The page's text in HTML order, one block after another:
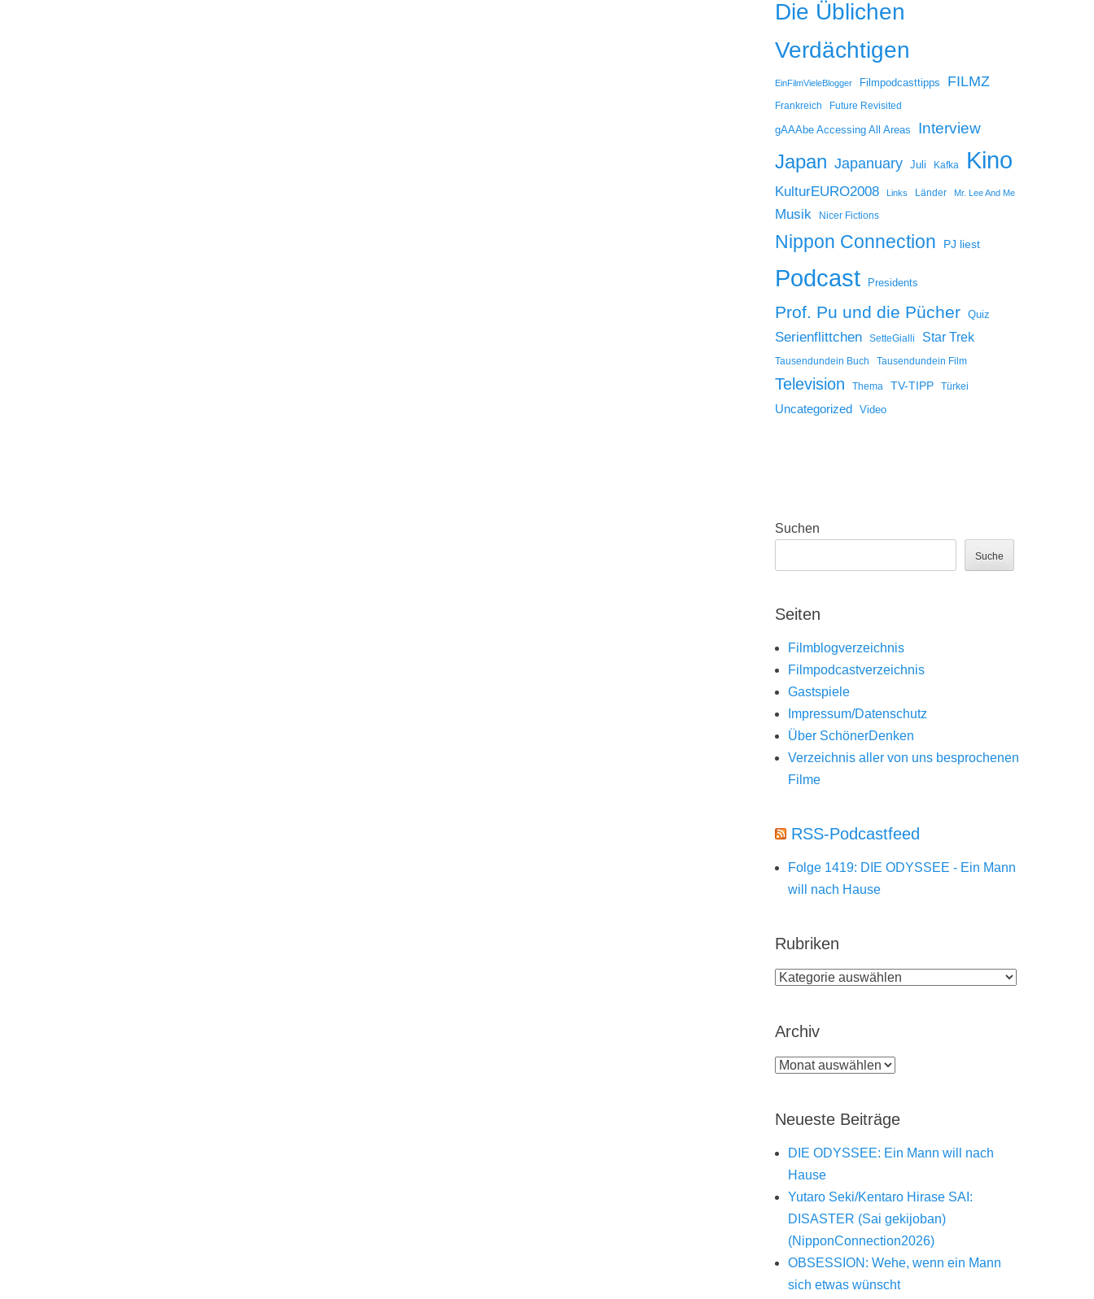
Die Üblichen
Verdächtigen
EinFilmVieleBlogger Filmpodcasttipps FILMZ
Frankreich Future Revisited
gAAAbe Accessing All Areas Interview
Japan Japanuary Juli Kafka Kino
KulturEURO2008 Links Länder Mr. Lee And Me
Musik Nicer Fictions
Nippon Connection PJ liest
Podcast Presidents
Prof. Pu und die Pücher Quiz
Serienflittchen SetteGialli Star Trek
Tausendundein Buch Tausendundein Film
Television Thema TV-TIPP Türkei
Uncategorized Video
Suchen
Suche
Seiten
Filmblogverzeichnis
Filmpodcastverzeichnis
Gastspiele
Impressum/Datenschutz
Über SchönerDenken
Verzeichnis aller von uns besprochenen
Filme
RSS-Podcastfeed
Folge 1419: DIE ODYSSEE - Ein Mann
will nach Hause
Rubriken
Rubriken
Archiv
Archiv
Neueste Beiträge
DIE ODYSSEE: Ein Mann will nach
Hause
Yutaro Seki/Kentaro Hirase SAI:
DISASTER (Sai gekijoban)
(NipponConnection2026)
OBSESSION: Wehe, wenn ein Mann
sich etwas wünscht